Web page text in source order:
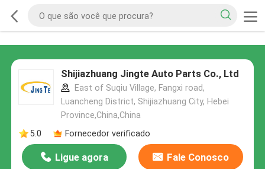
Shijiazhuang Jingte Auto Parts Co., Ltd
East of Suqiu Village, Fangxi road,
Luancheng District, Shijiazhuang City, Hebei
Province,China,China
5.0
Fornecedor verificado
Ligue agora Fale Conosco